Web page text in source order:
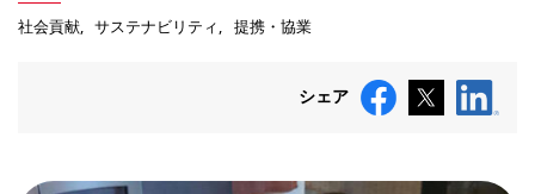
社会貢献 サステナビリティ 提携・協業
シェア